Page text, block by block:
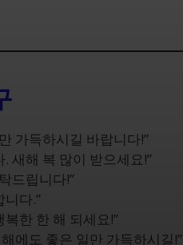
가득하시길 바랍니다!”
새해 복 많이 받으세요!”
드립니다!”
다.”
한 한 해 되세요!”
에도 좋은 일만 가득하시길!”